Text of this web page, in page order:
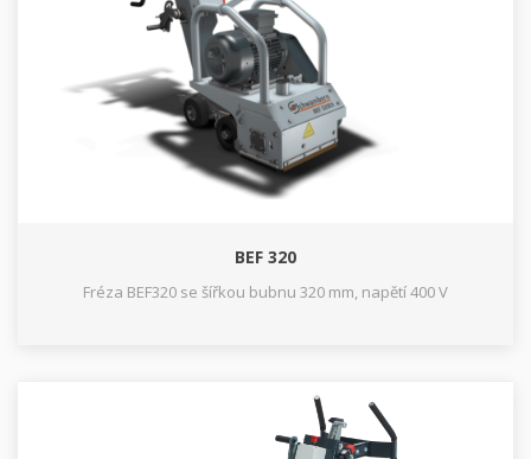
BEF 320
Fréza BEF320 se šířkou bubnu 320 mm, napětí 400 V